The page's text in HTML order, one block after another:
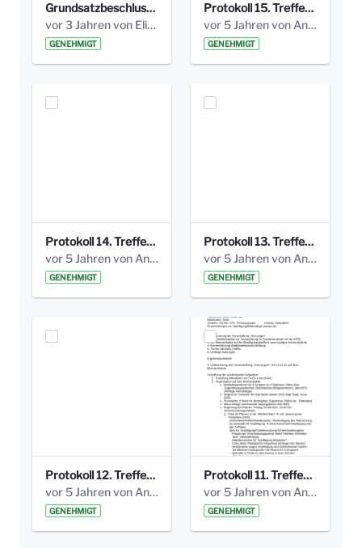
Grundsatzbeschluss Bismarckplatz_440_2021.pdf
vor 3 Jahren von Elisa Söll
GENEHMIGT
Protokoll 15. Treffen 20161006 AG Bismarckplatz.pdf
vor 5 Jahren von Anni Schlumberger
GENEHMIGT
Protokoll 14. Treffen 20160613 AG Bismarckplatz.pdf
vor 5 Jahren von Anni Schlumberger
GENEHMIGT
Protokoll 13. Treffen 20151130 AG Bismarckplatz.pdf
vor 5 Jahren von Anni Schlumberger
GENEHMIGT
Protokoll 12. Treffen 20150921 AG Bismarckplatz.pdf
vor 5 Jahren von Anni Schlumberger
GENEHMIGT
Protokoll 11. Treffen 20150901 AG Bismarckplatz.pdf
vor 5 Jahren von Anni Schlumberger
GENEHMIGT